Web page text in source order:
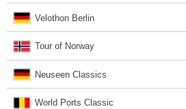
Velothon Berlin
Tour of Norway
Neuseen Classics
World Ports Classic